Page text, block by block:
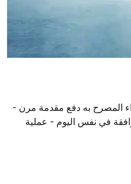
للشراء المصرح به دفع مقدمة مرن -
الموافقة في نفس اليوم - عملية